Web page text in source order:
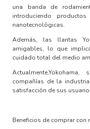
una banda de
introduciendo
nanotecnológicas.
Además, las llantas
amigables, lo que
cuidado total del medio
compañías de la industria,
satisfacción de sus
Beneficios de comprar con